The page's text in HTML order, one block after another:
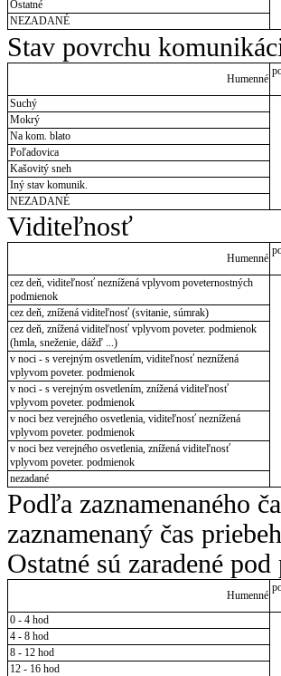
Ostatné
NEZADANÉ
Stav povrchu
Humenné
Suchý
Mokrý
Na kom. blato
Poľadovica
Kašovitý sneh
Iný stav komunik.
NEZADANÉ
Viditeľnosť
Humenné
cez deň, viditeľnosť neznížená vplyvom poveternostných
podmienok
cez deň, znížená viditeľnosť (svitanie, súmrak)
cez deň, znížená viditeľnosť vplyvom poveter. podmienok
(hmla, sneženie, dážď ...)
v noci - s verejným osvetlením, viditeľnosť neznížená
vplyvom poveter. podmienok
v noci - s verejným osvetlením, znížená viditeľnosť
vplyvom poveter. podmienok
v noci bez verejného osvetlenia, viditeľnosť neznížená
vplyvom poveter. podmienok
v noci bez verejného osvetlenia, znížená viditeľnosť
vplyvom poveter. podmienok
nezadané
Podľa zaznamenaného
zaznamenaný čas
Ostatné sú zaradené
Humenné
0 - 4 hod
4 - 8 hod
8 - 12 hod
12 - 16 hod